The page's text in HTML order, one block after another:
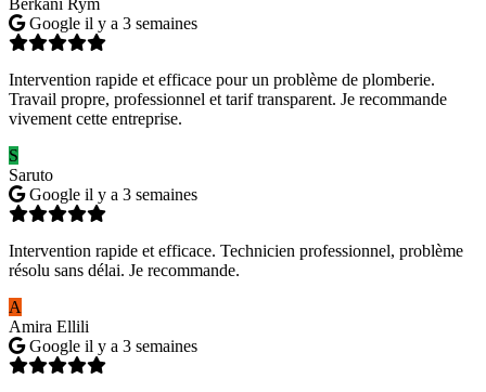
Berkani Rym
Google il y a 3 semaines
Intervention rapide et efficace pour un problème de plomberie.
Travail propre, professionnel et tarif transparent. Je recommande
vivement cette entreprise.
S
Saruto
Google il y a 3 semaines
Intervention rapide et efficace. Technicien professionnel, problème
résolu sans délai. Je recommande.
A
Amira Ellili
Google il y a 3 semaines